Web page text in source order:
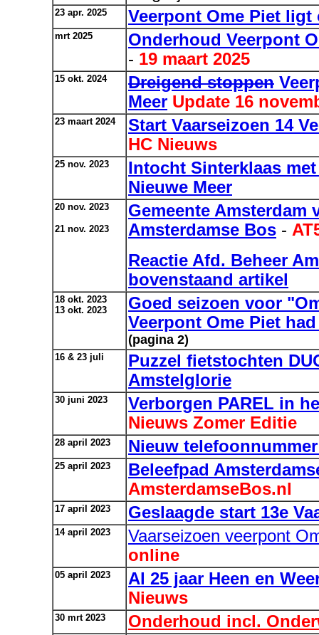
23 apr. 2025 Veerpont Ome Piet ligt
mrt 2025
Onderhoud Veerpont
- 19 maart 2025
15 okt. 2024 Dreigend stoppen
Meer Update 16
23 maart 2024
Start Vaarseizoen 14
HC Nieuws
25 nov. 2023
Intocht Sinterklaas
Nieuwe Meer
20 nov. 2023
21 nov. 2023
Gemeente
Amsterdamse Bos -
Reactie Afd. Beheer
bovenstaand artikel
18 okt. 2023
13 okt. 2023
Goed seizoen voor
Veerpont Ome Piet
(pagina 2)
16 & 23 juli
Puzzel fietstochten
Amstelglorie
30 juni 2023
Verborgen PAREL in
Nieuws Zomer Editie
28 april 2023 Nieuw
25 april 2023
Beleefpad
AmsterdamseBos.nl
17 april 2023 Geslaagde start 13e
14 april 2023
Vaarseizoen veerpont
online
05 april 2023
Al 25 jaar Heen en
Nieuws
30 mrt 2023 Onderhoud incl.